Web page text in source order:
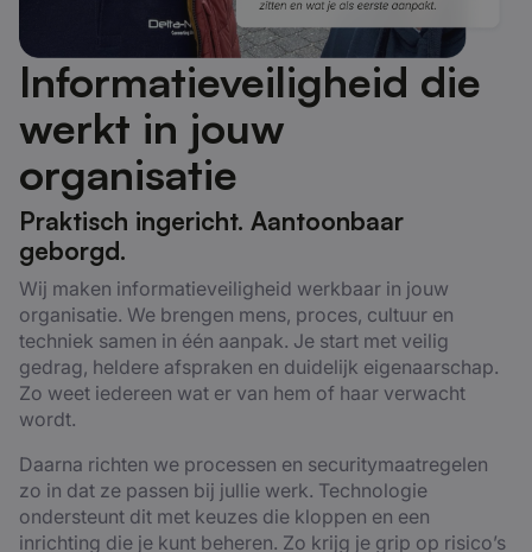
Informatieveiligheid die
werkt in jouw
organisatie
Praktisch ingericht. Aantoonbaar
geborgd.
Wij maken informatieveiligheid werkbaar in jouw
organisatie. We brengen mens, proces, cultuur en
techniek samen in één aanpak. Je start met veilig
gedrag, heldere afspraken en duidelijk eigenaarschap.
Zo weet iedereen wat er van hem of haar verwacht
wordt.
Daarna richten we processen en securitymaatregelen
zo in dat ze passen bij jullie werk. Technologie
ondersteunt dit met keuzes die kloppen en een
inrichting die je kunt beheren. Zo krijg je grip op risico’s